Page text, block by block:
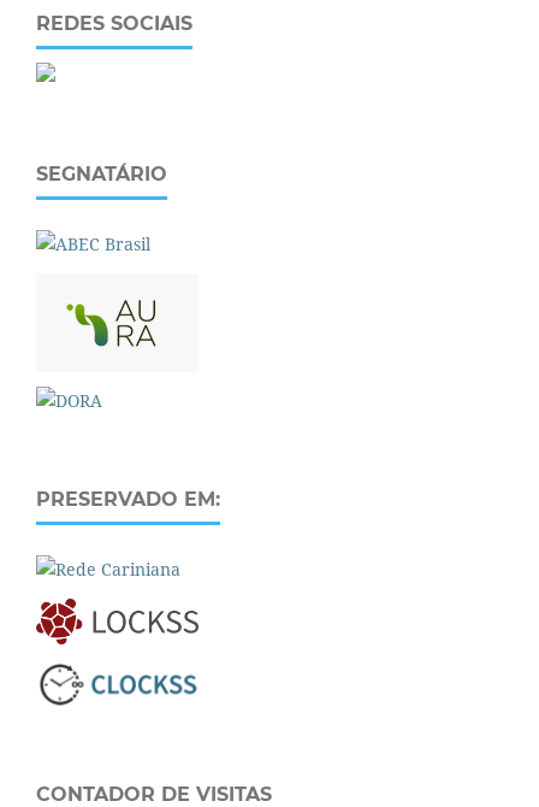
REDES SOCIAIS
SEGNATÁRIO
PRESERVADO EM:
CONTADOR DE VISITAS